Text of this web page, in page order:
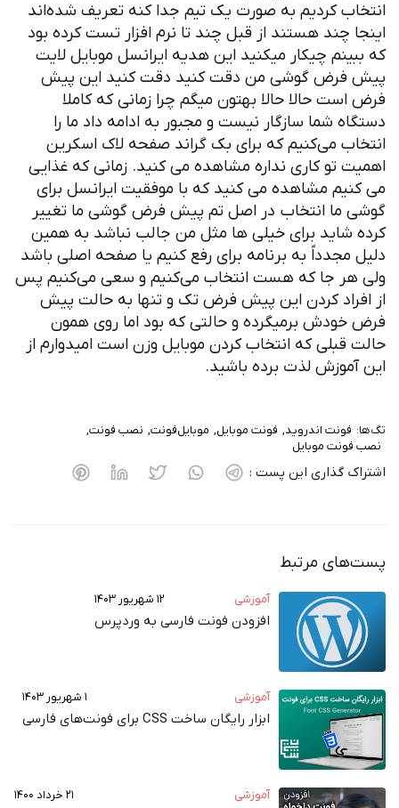
کردیم به صورت یک تیم جدا کنه تعریف شده‌اند
چند هستند از قبل چند تا نرم افزار تست کرده بود
چیکار میکنید این هدیه ایرانسل موبایل لایت
گوشی من دقت کنید دقت کنید این پیش
حالا حالا بهتون میگم چرا زمانی که کاملا
شما سازگار نیست و مجبور به ادامه داد ما را
می‌کنیم که برای بک گراند صفحه لاک اسکرین
تو کاری نداره مشاهده می کنید. زمانی که غذایی
مشاهده می کنید که با موفقیت ایرانسل برای
ما انتخاب در اصل تم پیش فرض گوشی ما تغییر
شاید برای خیلی ها مثل من جالب نباشد به همین
به برنامه برای رفع کنیم یا صفحه اصلی باشد
جا که هست انتخاب می‌کنیم و سعی می‌کنیم پس
کردن این پیش فرض تک و تنها به حالت پیش
برمیگرده و حالتی که بود اما روی همون
که انتخاب کردن موبایل وزن است امیدوارم از
لذت برده باشید.
فونت اندروید فونت موبایل موبایل‌فونت نصب فونت
موبایل
گذاری این پست :
مرتبط
آموزشی
افزودن فونت فارسی به وردپرس
آموزشی
ابزار رایگان ساخت CSS برای فونت‌های فارسی
آموزشی